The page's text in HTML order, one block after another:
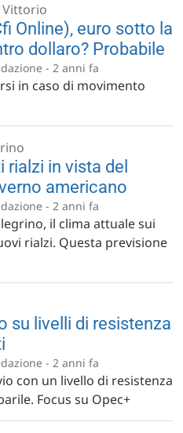
Vittorio
Online), euro sotto la
dollaro? Probabile
- 2 anni fa
in caso di movimento
rialzi in vista del
americano
- 2 anni fa
il clima attuale sui
rialzi. Questa previsione
su livelli di resistenza
- 2 anni fa
con un livello di resistenza
Focus su Opec+